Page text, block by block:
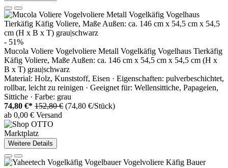
- 51%
Mucola Voliere Vogelvoliere Metall Vogelkäfig Vogelhaus Tierkäfig
Käfig Voliere, Maße Außen: ca. 146 cm x 54,5 cm x 54,5 cm (H x
B x T) grau|schwarz
Material: Holz, Kunststoff, Eisen · Eigenschaften: pulverbeschichtet,
rollbar, leicht zu reinigen · Geeignet für: Wellensittiche, Papageien,
Sittiche · Farbe: grau
74,80 €* 152,80 € (74,80 €/Stück)
ab 0,00 € Versand
Marktplatz
Weitere Details